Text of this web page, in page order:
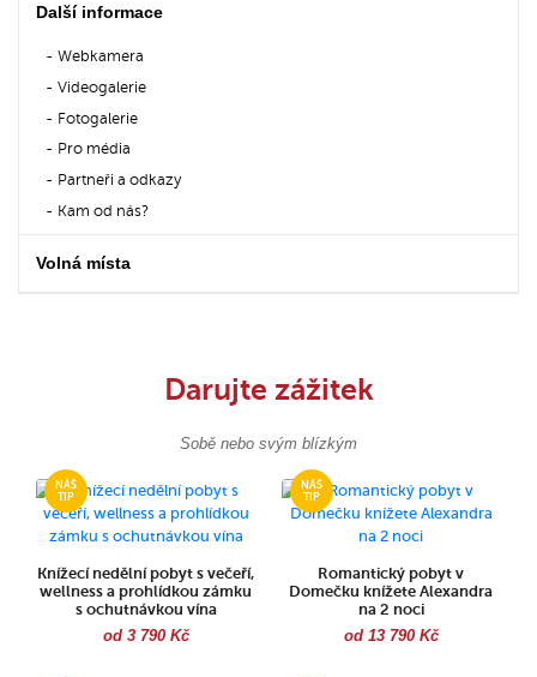
Další informace
Webkamera
Videogalerie
Fotogalerie
Pro média
Partneři a odkazy
Kam od nás?
Volná místa
Darujte zážitek
Sobě nebo svým blízkým
Knížecí nedělní pobyt s večeří,
wellness a prohlídkou zámku
s ochutnávkou vína
od 3 790 Kč
Romantický pobyt v
Domečku knížete Alexandra
na 2 noci
od 13 790 Kč